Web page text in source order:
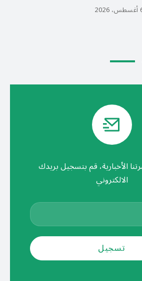
الأخبارية، قم بتسجيل بريدك
الالكتروني